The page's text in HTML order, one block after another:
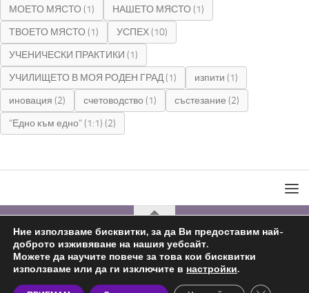
МОЕТО МЯСТО (1) НАШЕТО МЯСТО (1)
ТВОЕТО МЯСТО (1) УСПЕХ(10)
УЧЕНИЧЕСКИ ПРАКТИКИ (1)
УЧИЛИЩЕТО В МОЯ РОДЕН ГРАД(1) изпити (1)
иновация (2) счетоводство (1) състезание (2)
“Едно към едно” (1:1) (2)
С подкрепата наНиколай Комнев2019 - 2026
Ние използваме бисквитки, за да Ви предоставим най-
доброто изживяване на нашия уебсайт.
Можете да научите повече за това кои бисквитки
използваме или да ги изключите в настройки.